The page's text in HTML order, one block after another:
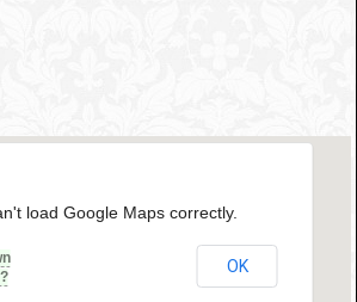
load Google Maps correctly.
OK